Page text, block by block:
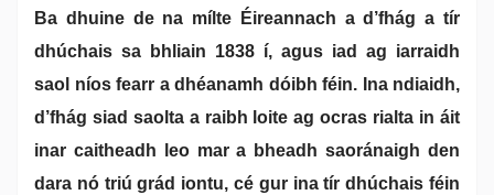
Ba dhuine de na mílte Éireannach a d’fhág a tír
dhúchais sa bhliain 1838 í, agus iad ag iarraidh
saol níos fearr a dhéanamh dóibh féin. Ina ndiaidh,
d’fhág siad saolta a raibh loite ag ocras rialta in áit
inar caitheadh leo mar a bheadh saoránaigh den
dara nó triú grád iontu, cé gur ina tír dhúchais féin